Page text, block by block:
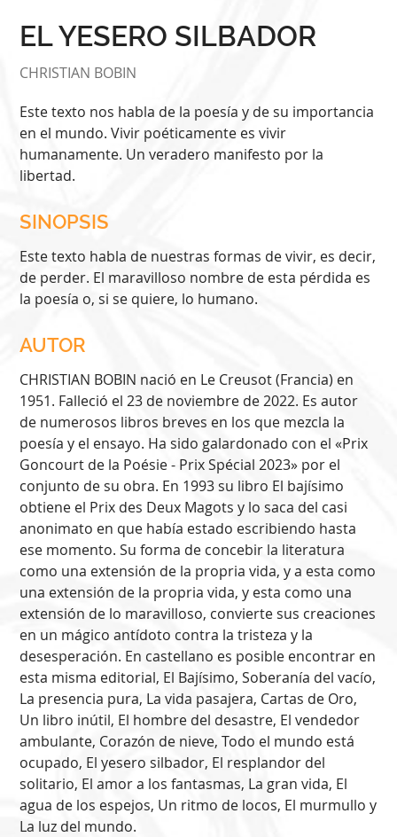
EL YESERO SILBADOR
CHRISTIAN BOBIN
Este texto nos habla de la poesía y de su importancia
en el mundo. Vivir poéticamente es vivir
humanamente. Un veradero manifesto por la
libertad.
SINOPSIS
Este texto habla de nuestras formas de vivir, es decir,
de perder. El maravilloso nombre de esta pérdida es
la poesía o, si se quiere, lo humano.
AUTOR
CHRISTIAN BOBIN nació en Le Creusot (Francia) en
1951. Falleció el 23 de noviembre de 2022. Es autor
de numerosos libros breves en los que mezcla la
poesía y el ensayo. Ha sido galardonado con el «Prix
Goncourt de la Poésie - Prix Spécial 2023» por el
conjunto de su obra. En 1993 su libro El bajísimo
obtiene el Prix des Deux Magots y lo saca del casi
anonimato en que había estado escribiendo hasta
ese momento. Su forma de concebir la literatura
como una extensión de la propria vida, y a esta como
una extensión de la propria vida, y esta como una
extensión de lo maravilloso, convierte sus creaciones
en un mágico antídoto contra la tristeza y la
desesperación. En castellano es posible encontrar en
esta misma editorial, El Bajísimo, Soberanía del vacío,
La presencia pura, La vida pasajera, Cartas de Oro,
Un libro inútil, El hombre del desastre, El vendedor
ambulante, Corazón de nieve, Todo el mundo está
ocupado, El yesero silbador, El resplandor del
solitario, El amor a los fantasmas, La gran vida, El
agua de los espejos, Un ritmo de locos, El murmullo y
La luz del mundo.